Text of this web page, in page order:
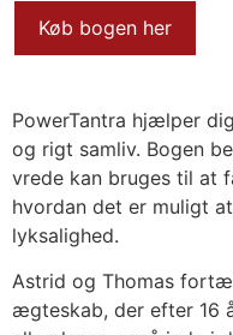
Køb bogen her
PowerTantra hjælper
og rigt samliv. Bogen
vrede kan bruges til at
hvordan det er muligt
lyksalighed.
Astrid og Thomas
ægteskab, der efter 16